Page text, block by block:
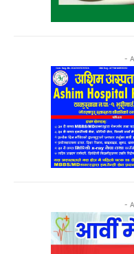
-
-